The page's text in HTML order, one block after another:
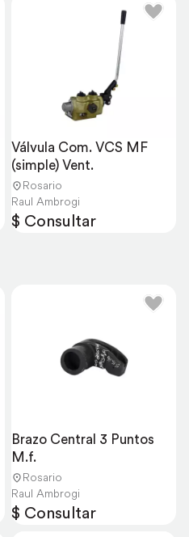
Válvula Com. VCS MF
(simple) Vent.
Rosario
Raul Ambrogi
$ Consultar
Brazo Central 3 Puntos
M.f.
Rosario
Raul Ambrogi
$ Consultar